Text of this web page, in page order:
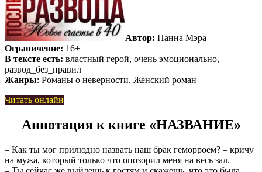
Автор: Панна Мэра
Ограничение: 16+
В тексте есть: властный герой, очень эмоционально,
развод_без_правил
Жанры: Романы о неверности, Женский роман
Читать онлайн
Аннотация к книге «НАЗВАНИЕ»
– Как ты мог прилюдно назвать наш брак геморроем? – кричу
на мужа, который только что опозорил меня на весь зал.